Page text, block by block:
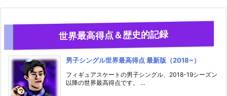
世界最高得点＆歴史的記録
男子シングル世界最高得点 最新版（2018~）
フィギュアスケートの男子シングル、2018-19シーズン
以降の世界最高得点です。 …